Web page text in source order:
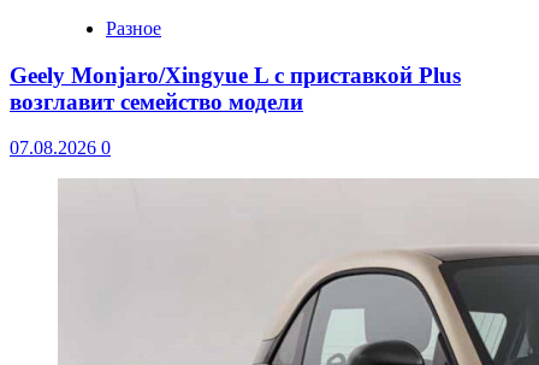
Разное
Geely Monjaro/Xingyue L с приставкой Plus
возглавит семейство модели
07.08.2026 0